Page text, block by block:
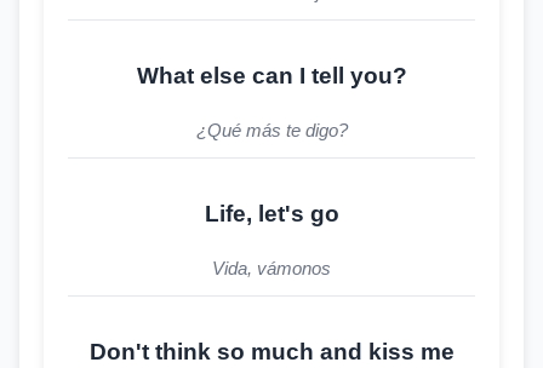
What else can I tell you?
¿Qué más te digo?
Life, let's go
Vida, vámonos
Don't think so much and kiss me